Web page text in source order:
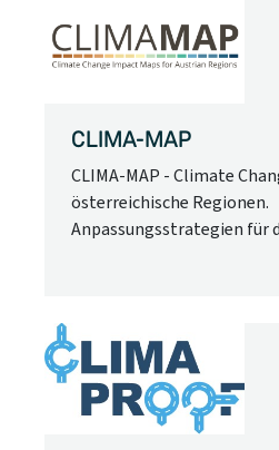
CLIMA-MAP
CLIMA-MAP - Climate
österreichische Regionen.
Anpassungsstrategien für